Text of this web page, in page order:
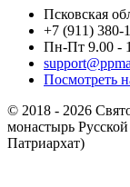
Псковская
+7 (911) 380-
Пн-Пт 9.00 -
Посмотреть
© 2018 - 2026
монастырь
Патриархат)